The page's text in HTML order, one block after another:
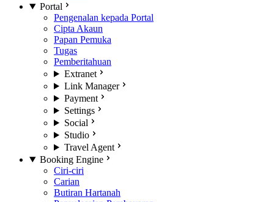
Portal
Pengenalan kepada Portal
Cipta Akaun
Papan Pemuka
Tugas
Pemberitahuan
Extranet
Link Manager
Payment
Settings
Social
Studio
Travel Agent
Booking Engine
Ciri-ciri
Carian
Butiran Hartanah